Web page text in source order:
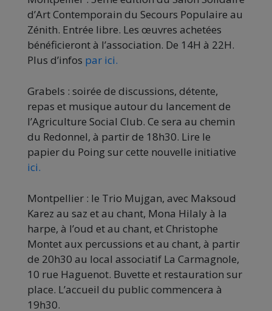
d’Art Contemporain du Secours Populaire au
Zénith. Entrée libre. Les œuvres achetées
bénéficieront à l’association. De 14H à 22H.
Plus d’infos par ici.
Grabels : soirée de discussions, détente,
repas et musique autour du lancement de
l’Agriculture Social Club. Ce sera au chemin
du Redonnel, à partir de 18h30. Lire le
papier du Poing sur cette nouvelle initiative
ici.
Montpellier : le Trio Mujgan, avec Maksoud
Karez au saz et au chant, Mona Hilaly à la
harpe, à l’oud et au chant, et Christophe
Montet aux percussions et au chant, à partir
de 20h30 au local associatif La Carmagnole,
10 rue Haguenot. Buvette et restauration sur
place. L’accueil du public commencera à
19h30.